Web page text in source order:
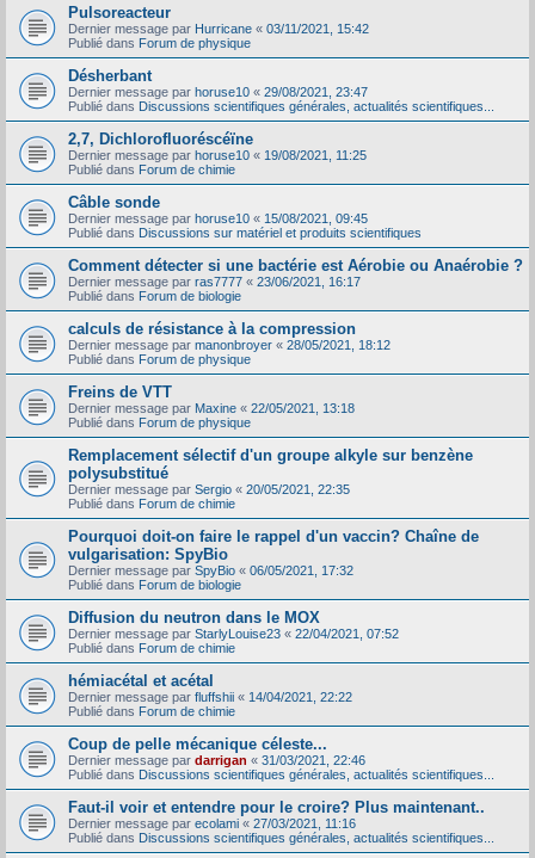
Pulsoreacteur
Dernier message par Hurricane « 03/11/2021, 15:42
Publié dans Forum de physique
Désherbant
Dernier message par horuse10 « 29/08/2021, 23:47
Publié dans Discussions scientifiques générales, actualités scientifiques...
2,7, Dichlorofluoréscéïne
Dernier message par horuse10 « 19/08/2021, 11:25
Publié dans Forum de chimie
Câble sonde
Dernier message par horuse10 « 15/08/2021, 09:45
Publié dans Discussions sur matériel et produits scientifiques
Comment détecter si une bactérie est Aérobie ou Anaérobie ?
Dernier message par ras7777 « 23/06/2021, 16:17
Publié dans Forum de biologie
calculs de résistance à la compression
Dernier message par manonbroyer « 28/05/2021, 18:12
Publié dans Forum de physique
Freins de VTT
Dernier message par Maxine « 22/05/2021, 13:18
Publié dans Forum de physique
Remplacement sélectif d'un groupe alkyle sur benzène
polysubstitué
Dernier message par Sergio « 20/05/2021, 22:35
Publié dans Forum de chimie
Pourquoi doit-on faire le rappel d'un vaccin? Chaîne de
vulgarisation: SpyBio
Dernier message par SpyBio « 06/05/2021, 17:32
Publié dans Forum de biologie
Diffusion du neutron dans le MOX
Dernier message par StarlyLouise23 « 22/04/2021, 07:52
Publié dans Forum de chimie
hémiacétal et acétal
Dernier message par fluffshii « 14/04/2021, 22:22
Publié dans Forum de chimie
Coup de pelle mécanique céleste...
Dernier message par darrigan « 31/03/2021, 22:46
Publié dans Discussions scientifiques générales, actualités scientifiques...
Faut-il voir et entendre pour le croire? Plus maintenant..
Dernier message par ecolami « 27/03/2021, 11:16
Publié dans Discussions scientifiques générales, actualités scientifiques...